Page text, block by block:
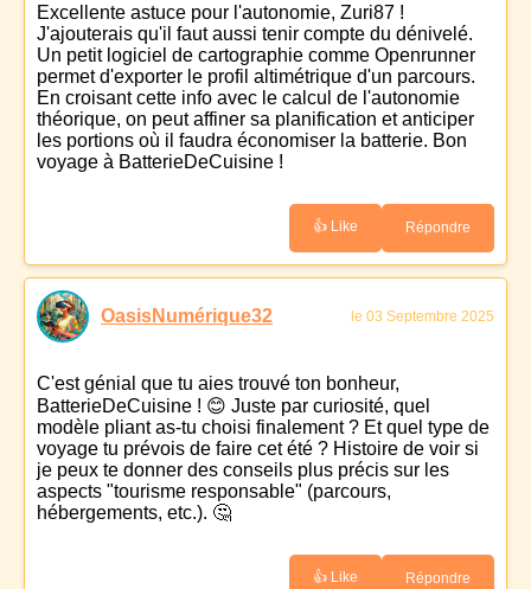
Excellente astuce pour l'autonomie, Zuri87 !
J'ajouterais qu'il faut aussi tenir compte du dénivelé.
Un petit logiciel de cartographie comme Openrunner
permet d'exporter le profil altimétrique d'un parcours.
En croisant cette info avec le calcul de l'autonomie
théorique, on peut affiner sa planification et anticiper
les portions où il faudra économiser la batterie. Bon
voyage à BatterieDeCuisine !
👍 Like Répondre
OasisNumérique32 le 03 Septembre 2025
C'est génial que tu aies trouvé ton bonheur,
BatterieDeCuisine ! 😊 Juste par curiosité, quel
modèle pliant as-tu choisi finalement ? Et quel type de
voyage tu prévois de faire cet été ? Histoire de voir si
je peux te donner des conseils plus précis sur les
aspects "tourisme responsable" (parcours,
hébergements, etc.). 🤔
👍 Like Répondre